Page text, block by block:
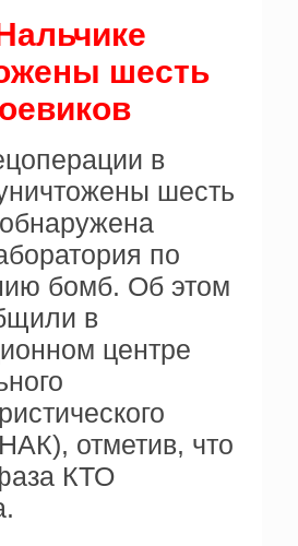
шесть
в
шесть
по
бомб. Об этом
в
центре
отметив, что
КТО